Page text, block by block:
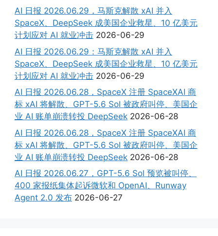
AI 日报 2026.06.29，马斯克解散 xAI 并入
SpaceX、DeepSeek 成美国企业救星、10 亿美元
计划应对 AI 就业冲击 2026-06-29
AI 日报 2026.06.29：马斯克解散 xAI 并入
SpaceX、DeepSeek 成美国企业救星、10 亿美元
计划应对 AI 就业冲击 2026-06-29
AI 日报 2026.06.28，SpaceX 注册 SpaceXAI 商
标 xAI 将解散、GPT-5.6 Sol 被政府叫停、美国企
业 AI 账单崩溃转投 DeepSeek 2026-06-28
AI 日报 2026.06.28，SpaceX 注册 SpaceXAI 商
标 xAI 将解散、GPT-5.6 Sol 被政府叫停、美国企
业 AI 账单崩溃转投 DeepSeek 2026-06-28
AI 日报 2026.06.27，GPT-5.6 Sol 预览被叫停、
400 家报纸集体起诉微软和 OpenAI、Runway
Agent 2.0 发布 2026-06-27